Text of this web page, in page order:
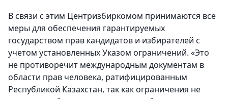
В связи с этим Центризбиркомом принимаются все
меры для обеспечения гарантируемых
государством прав кандидатов и избирателей с
учетом установленных Указом ограничений. «Это
не противоречит международным документам в
области прав человека, ратифицированным
Республикой Казахстан, так как ограничения не